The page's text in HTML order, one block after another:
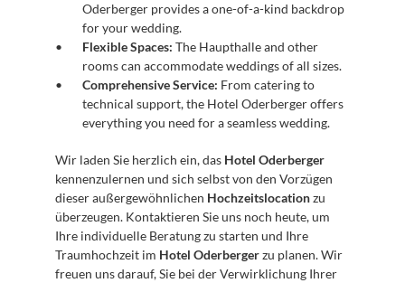
Oderberger provides a one-of-a-kind backdrop
for your wedding.
Flexible Spaces: The Haupthalle and other
rooms can accommodate weddings of all sizes.
Comprehensive Service: From catering to
technical support, the Hotel Oderberger offers
everything you need for a seamless wedding.
Wir laden Sie herzlich ein, das Hotel Oderberger
kennenzulernen und sich selbst von den Vorzügen
dieser außergewöhnlichen Hochzeitslocation zu
überzeugen. Kontaktieren Sie uns noch heute, um
Ihre individuelle Beratung zu starten und Ihre
Traumhochzeit im Hotel Oderberger zu planen. Wir
freuen uns darauf, Sie bei der Verwirklichung Ihrer